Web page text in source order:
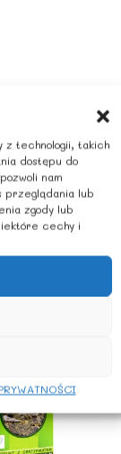
z technologii, takich
dostępu do
nam
lub
zgody lub
cechy i
życia są